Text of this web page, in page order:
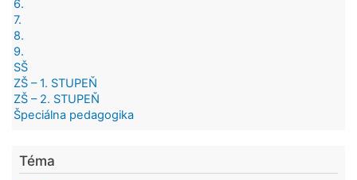
6.
7.
8.
9.
SŠ
ZŠ – 1. STUPEŇ
ZŠ – 2. STUPEŇ
Špeciálna pedagogika
Téma